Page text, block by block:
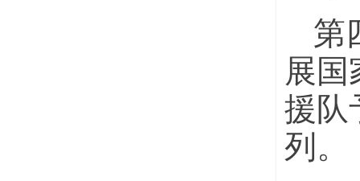
第
展国
援队
列。